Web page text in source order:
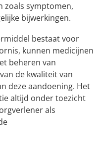
zoals symptomen,
bijwerkingen.
bestaat voor
kunnen medicijnen
beheren van
de kwaliteit van
deze aandoening. Het
altijd onder toezicht
als